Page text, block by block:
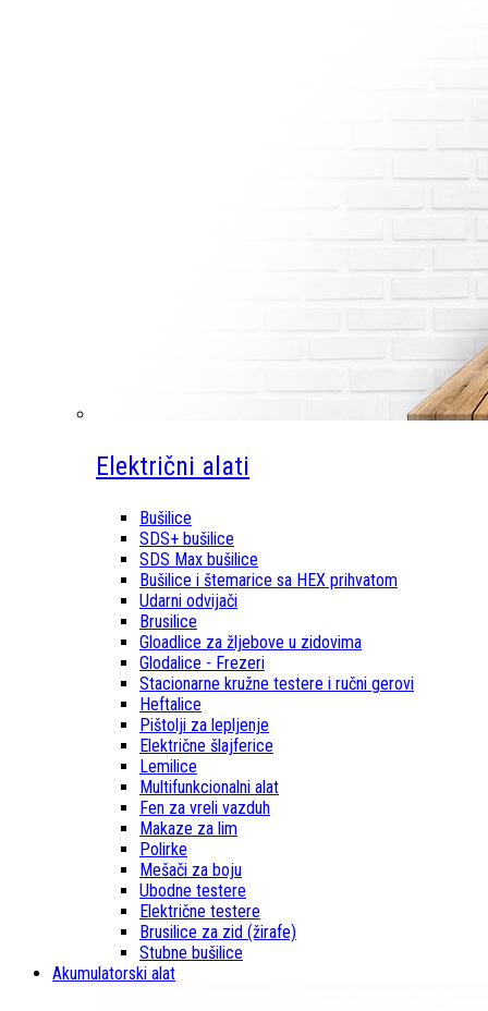
Električni alati
Bušilice
SDS+ bušilice
SDS Max bušilice
Bušilice i štemarice sa HEX prihvatom
Udarni odvijači
Brusilice
Gloadlice za žljebove u zidovima
Glodalice - Frezeri
Stacionarne kružne testere i ručni gerovi
Heftalice
Pištolji za lepljenje
Električne šlajferice
Lemilice
Multifunkcionalni alat
Fen za vreli vazduh
Makaze za lim
Polirke
Mešači za boju
Ubodne testere
Električne testere
Brusilice za zid (žirafe)
Stubne bušilice
Akumulatorski alat